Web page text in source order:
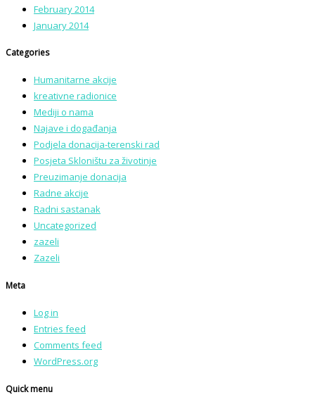
February 2014
January 2014
Categories
Humanitarne akcije
kreativne radionice
Mediji o nama
Najave i događanja
Podjela donacija-terenski rad
Posjeta Skloništu za životinje
Preuzimanje donacija
Radne akcije
Radni sastanak
Uncategorized
zazeli
Zazeli
Meta
Log in
Entries feed
Comments feed
WordPress.org
Quick menu